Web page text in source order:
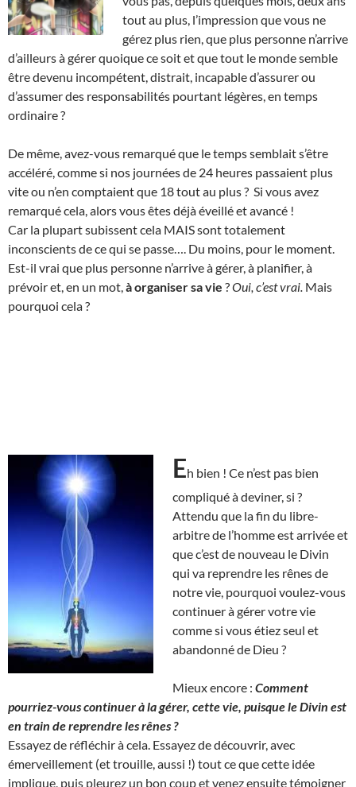
tout au plus, l’impression que vous ne
gérez plus rien, que plus personne n’arrive
d’ailleurs à gérer quoique ce soit et que tout le monde semble
être devenu incompétent, distrait, incapable d’assurer ou
d’assumer des responsabilités pourtant légères, en temps
ordinaire ?
De même, avez-vous remarqué que le temps semblait s’être
accéléré, comme si nos journées de 24 heures passaient plus
vite ou n’en comptaient que 18 tout au plus ? Si vous avez
remarqué cela, alors vous êtes déjà éveillé et avancé !
Car la plupart subissent cela MAIS sont totalement
inconscients de ce qui se passe…. Du moins, pour le moment.
Est-il vrai que plus personne n’arrive à gérer, à planifier, à
prévoir et, en un mot, à organiser sa vie ?Oui, c’est vrai. Mais
pourquoi cela ?
Eh bien ! Ce n’est pas bien
compliqué à deviner, si ?
Attendu que la fin du libre-
arbitre de l’homme est arrivée et
que c’est de nouveau le Divin
qui va reprendre les rênes de
notre vie, pourquoi voulez-vous
continuer à gérer votre vie
comme si vous étiez seul et
abandonné de Dieu ?
Mieux encore : Comment
pourriez-vous continuer à la gérer, cette vie, puisque le Divin est
en train de reprendre les rênes ?
Essayez de réfléchir à cela. Essayez de découvrir, avec
émerveillement (et trouille, aussi !) tout ce que cette idée
implique, puis pleurez un bon coup et venez ensuite témoigner